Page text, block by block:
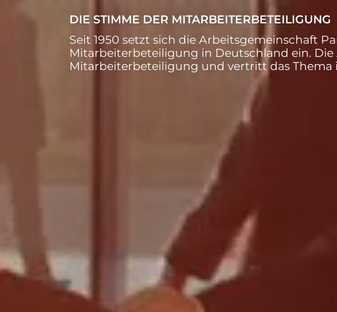
Seit 1950 setzt sich die Arbeitsgemeinschaft
Mitarbeiterbeteiligung in Deutschland ein.
Mitarbeiterbeteiligung und vertritt das
DIE STIMME DER MITARBEITERBETEILIGUNG